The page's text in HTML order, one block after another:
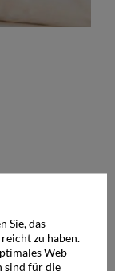
Sie, das
zu haben.
Web-
sind für die